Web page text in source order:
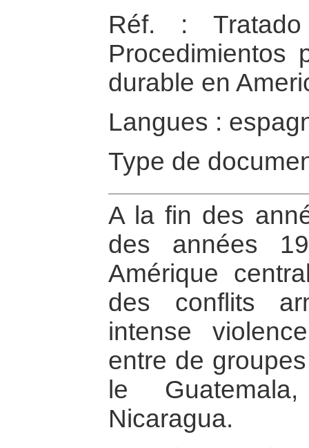
Réf. :
Procedimientos
durable en
Langues :
Type de
A la fin des
des années
Amérique
des conflits
intense
entre de
le
Nicaragua.